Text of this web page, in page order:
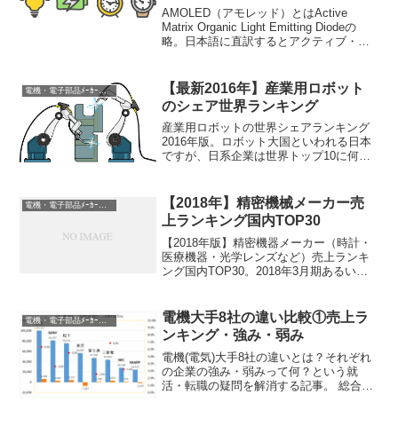
AMOLED（アモレッド）とはActive
Matrix Organic Light Emitting Diodeの
略。日本語に直訳するとアクティブ・マ
機ELの技...
電機・電子部品ﾒｰｶｰ業界研究
【最新2016年】産業用ロボット
のシェア世界ランキング
産業用ロボットの世界シェアランキング
2016年版。ロボット大国といわれる日本
ですが、日系企業は世界トップ10に何社
本国内ではなく世界。ほとんどが輸出で
ある(70%前後)...
電機・電子部品ﾒｰｶｰ業界研究
【2018年】精密機械メーカー売
上ランキング国内TOP30
【2018年版】精密機器メーカー（時計・
医療機器・光学レンズなど）売上ランキ
ング国内TOP30。2018年3月期あるいは
るため、分野ごとのランキングも記事の
最後にて別途...
電機大手8社の違い比較①売上ラ
ンキング・強み・弱み
電機(電気)大手8社の違いとは？それぞれ
の企業の強み・弱みって何？という就
活・転職の疑問を解消する記事。 総合電